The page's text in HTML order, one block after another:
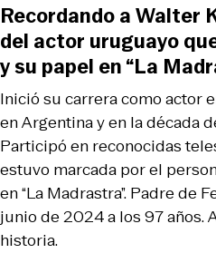
Inició su carrera como actor
en Argentina y en la década
Participó en reconocidas
estuvo marcada por el
en “La Madrastra”. Padre de
junio de 2024 a los 97 años.
historia.
Recordando a Walter
del actor uruguayo
y su papel en “La